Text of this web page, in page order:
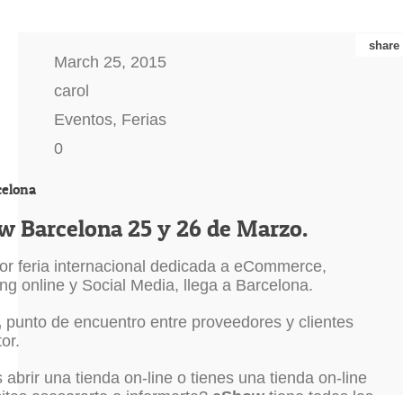
share
March 25, 2015
carol
Eventos, Ferias
0
Barcelona 25 y 26 de Marzo.
feria internacional dedicada a eCommerce,
online y Social Media, llega a Barcelona.
punto de encuentro entre proveedores y clientes
abrir una tienda on-line o tienes una tienda on-line